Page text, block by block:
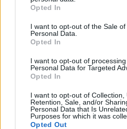
Opted In
I want to opt-out of the Sale of
Personal Data.
Opted In
I want to opt-out of
Personal Data for Targeted
Opted In
I want to opt-out of Collection,
Retention, Sale, and/or
Personal Data that Is
Purposes for which it was
Opted Out
ancora meno rispetto al
numero più cospicuo di
Pakistan, quindi neanche
ha rappresentato la tesi
o li salviamo, o li lasciamo
Clicca qui per consultare i
della Pubblica Sicurezza